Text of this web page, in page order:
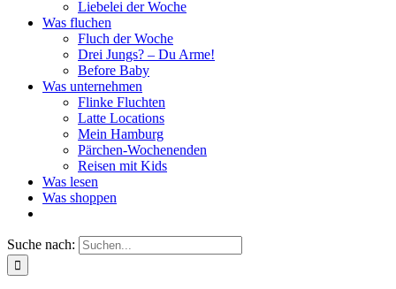
Liebelei der Woche
Was fluchen
Fluch der Woche
Drei Jungs? – Du Arme!
Before Baby
Was unternehmen
Flinke Fluchten
Latte Locations
Mein Hamburg
Pärchen-Wochenenden
Reisen mit Kids
Was lesen
Was shoppen
Suche nach: